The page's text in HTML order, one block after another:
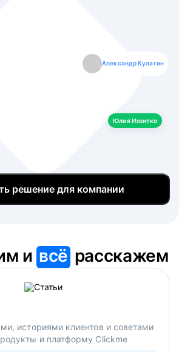
Александр Кулагин
Юлия Изоитко
Даниил Макаров
Екатерина Лазаренко
Борис Кашко
Юлия Изоитко
решение для компании
ивсё расскажем
историями клиентов и советами
и платформу Clickme